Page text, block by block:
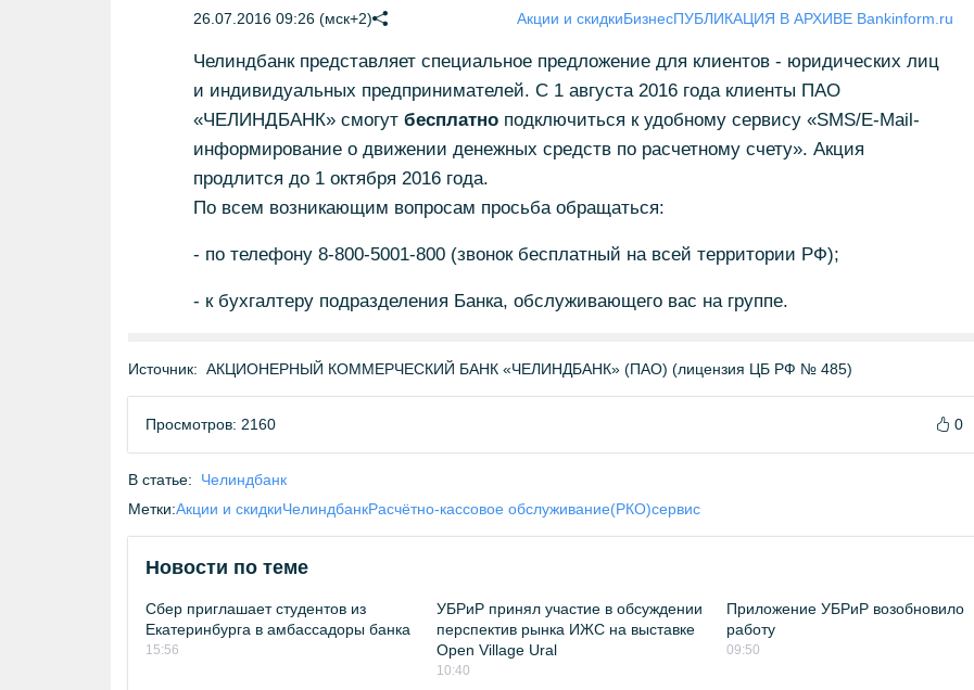
26.07.2016 09:26 (мск+2) Акции и скидкиБизнесПУБЛИКАЦИЯ В АРХИВЕ Bankinform.ru
Челиндбанк представляет специальное предложение для клиентов - юридических лиц
и индивидуальных предпринимателей. С 1 августа 2016 года клиенты ПАО
«ЧЕЛИНДБАНК» смогут бесплатноподключиться к удобному сервису «SMS/E-Mail-
информирование о движении денежных средств по расчетному счету». Акция
продлится до 1 октября 2016 года.
По всем возникающим вопросам просьба обращаться:
- по телефону 8-800-5001-800 (звонок бесплатный на всей территории РФ);
- к бухгалтеру подразделения Банка, обслуживающего вас на группе.
Источник: АКЦИОНЕРНЫЙ КОММЕРЧЕСКИЙ БАНК «ЧЕЛИНДБАНК» (ПАО) (лицензия ЦБ РФ № 485)
Просмотров: 2160 0
В статье:
Челиндбанк
Метки:Акции и скидкиЧелиндбанкРасчётно-кассовое обслуживание(РКО)сервис
Новости по теме
Сбер приглашает студентов из
Екатеринбурга в амбассадоры банка
15:56
УБРиР принял участие в обсуждении
перспектив рынка ИЖС на выставке
Open Village Ural
10:40
Приложение УБРиР возобновило
работу
09:50